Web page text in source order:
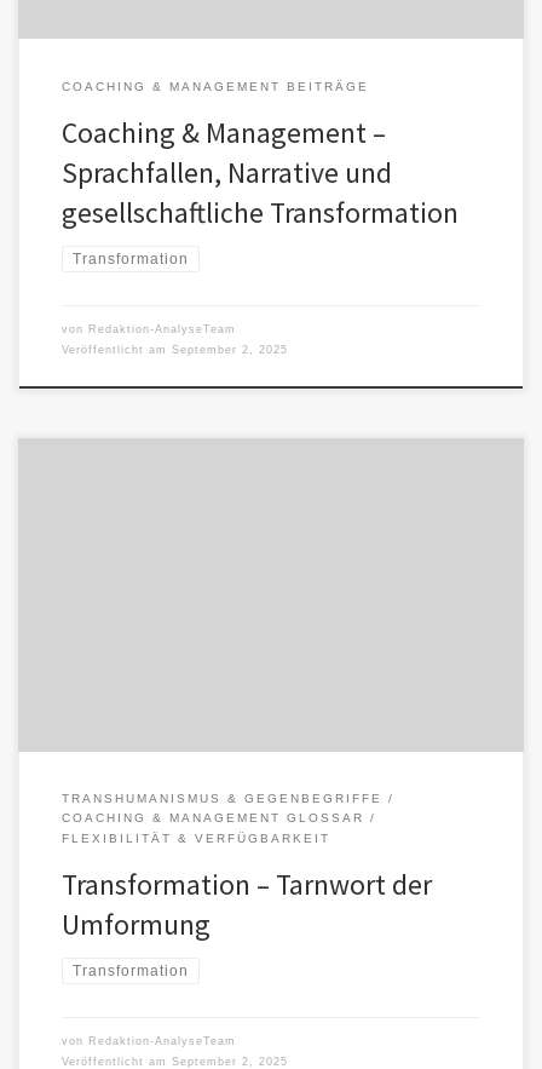
COACHING & MANAGEMENT BEITRÄGE
Coaching & Management –
Sprachfallen, Narrative und
gesellschaftliche Transformation
Transformation
von Redaktion-AnalyseTeam
Veröffentlicht am September 2, 2025
TRANSHUMANISMUS & GEGENBEGRIFFE
COACHING & MANAGEMENT GLOSSAR
FLEXIBILITÄT & VERFÜGBARKEIT
Transformation – Tarnwort der
Umformung
Transformation
von Redaktion-AnalyseTeam
Veröffentlicht am September 2, 2025